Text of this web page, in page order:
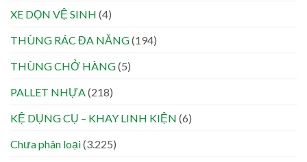
XE DỌN VỆ SINH (4)
THÙNG RÁC ĐA NĂNG(194)
THÙNG CHỞ HÀNG(5)
PALLET NHỰA (218)
KỆ DỤNG CỤ – KHAY LINH KIỆN (6)
Chưa phân loại(3.225)